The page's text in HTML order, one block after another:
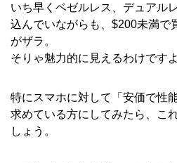
いち早くベゼルレス、デュアル
込んでいながらも、$200未満で
がザラ。
そりゃ魅力的に見えるわけですよ
特にスマホに対して「安価で性
求めている方にしてみたら、こ
しょう。